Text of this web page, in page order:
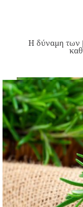
Η δύναμη των